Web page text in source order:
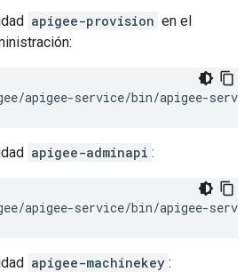
apigee-provision en el
apigee-service/bin/apigee-
apigee-adminapi :
apigee-service/bin/apigee-
apigee-machinekey :